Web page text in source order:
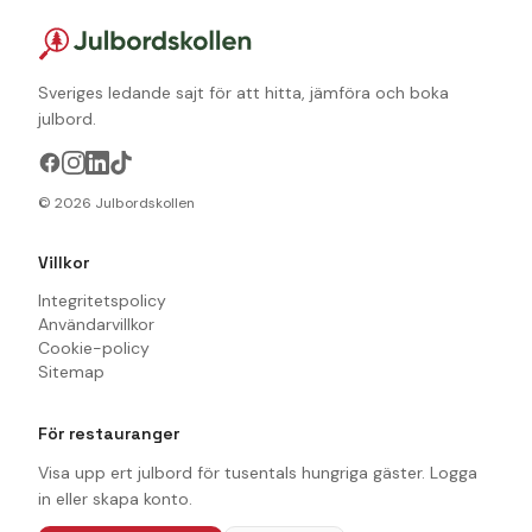
Sveriges ledande sajt för att hitta, jämföra och boka
julbord.
© 2026 Julbordskollen
Villkor
Integritetspolicy
Användarvillkor
Cookie-policy
Sitemap
För restauranger
Visa upp ert julbord för tusentals hungriga gäster. Logga
in eller skapa konto.